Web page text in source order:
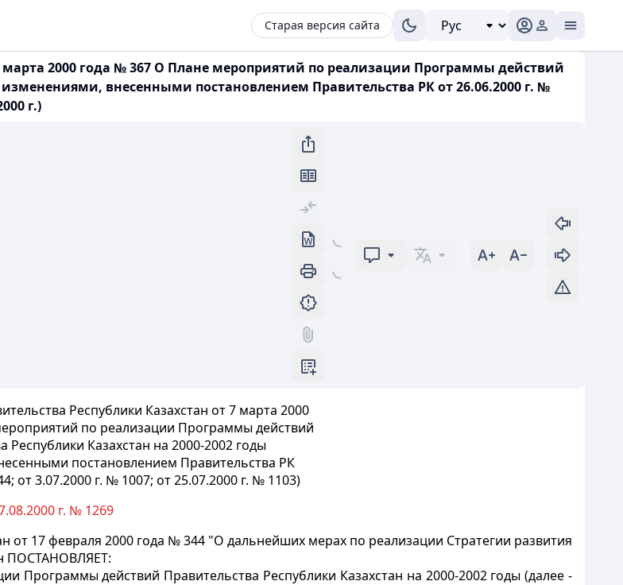
Старая версия сайта
марта 2000 года № 367 О Плане мероприятий по реализации Программы действий
изменениями, внесенными постановлением Правительства РК от 26.06.2000 г. №
г.)
Республики Казахстан от 7 марта 2000
по реализации Программы действий
Республики Казахстан на 2000-2002 годы
постановлением Правительства РК
от 3.07.2000 г. № 1007; от 25.07.2000 г. № 1103)
г. № 1269
от 17 февраля 2000 года № 344 "О дальнейших мерах по реализации Стратегии развития
ПОСТАНОВЛЯЕТ:
Программы действий Правительства Республики Казахстан на 2000-2002 годы (далее -